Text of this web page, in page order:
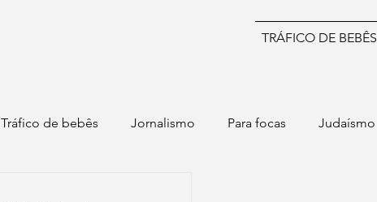
TRÁFICO DE BEBÊS
Tráfico de bebês Jornalismo Para focas Judaísmo